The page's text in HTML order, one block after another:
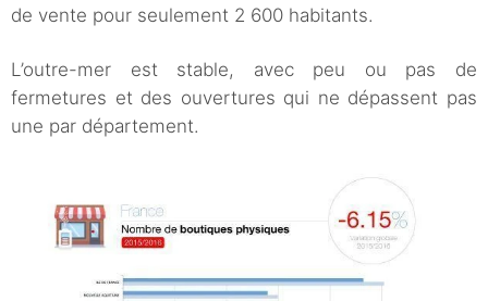
de vente pour seulement 2 600 habitants.
L’outre-mer est stable, avec peu ou pas de
fermetures et des ouvertures qui ne dépassent pas
une par département.